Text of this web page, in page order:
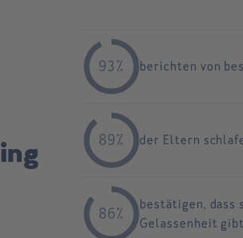
93% berichten von
89% der Eltern
86%
bestätigen, dass
Gelassenheit